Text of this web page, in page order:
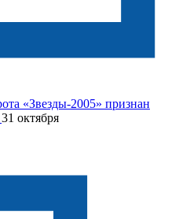
«Звезды-2005» признан
31 октября